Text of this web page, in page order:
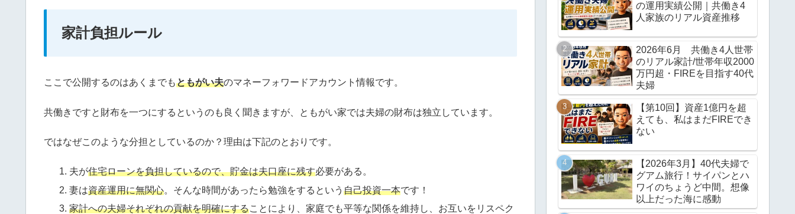
家計負担ルール
ここで公開するのはあくまでもともがい夫のマネーフォワードアカウント情報です。
共働きですと財布を一つにするというのも良く聞きますが、ともがい家では夫婦の財布は独立しています。
ではなぜこのような分担としているのか？理由は下記のとおりです。
夫が住宅ローンを負担しているので、貯金は夫口座に残す必要がある。
妻は資産運用に無関心。そんな時間があったら勉強をするという自己投資一本です！
家計への夫婦それぞれの貢献を明確にすることにより、家庭でも平等な関係を維持し、お互いをリスペク
の運用実績公開｜共働き4
人家族のリアル資産推移
2026年6月 共働き4人世帯
のリアル家計/世帯年収2000
万円超・FIREを目指す40代
夫婦
【第10回】資産1億円を超
えても、私はまだFIREでき
ない
【2026年3月】40代夫婦で
グアム旅行！サイパンとハ
ワイのちょうど中間。想像
以上だった海に感動